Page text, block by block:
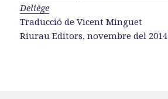
Deliège
Traducció de Vicent Minguet
Riurau Editors, novembre del 2014